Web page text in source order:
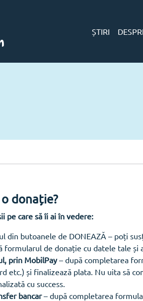
ȘTIRI
donație?
pe care să îi ai în vedere:
din butoanele de DONEAZĂ – poți
formularul de donație cu datele tale și
prin MobilPay– după completarea
etc.) și finalizează plata. Nu uita să
cu success.
bancar– după completarea